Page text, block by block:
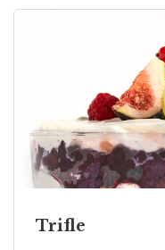
Trifle